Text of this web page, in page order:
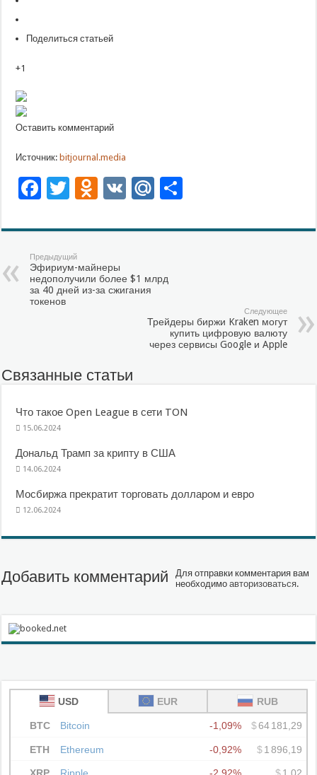
Поделиться статьей
+1
Оставить комментарий
Источник: bitjournal.media
Facebook
Twitter
Odnoklassniki
VK Mail.Ru
Предыдущий
Эфириум-майнеры
недополучили более $1 млрд
за 40 дней из-за сжигания
токенов
Следующее
Трейдеры биржи Kraken могут
купить цифровую валюту
через сервисы Google и Apple
Связанные статьи
Что такое Open League в сети TON
15.06.2024
Дональд Трамп за крипту в США
14.06.2024
Мосбиржа прекратит торговать долларом и евро
12.06.2024
Добавить комментарий
Для отправки комментария вам
необходимоавторизоваться.